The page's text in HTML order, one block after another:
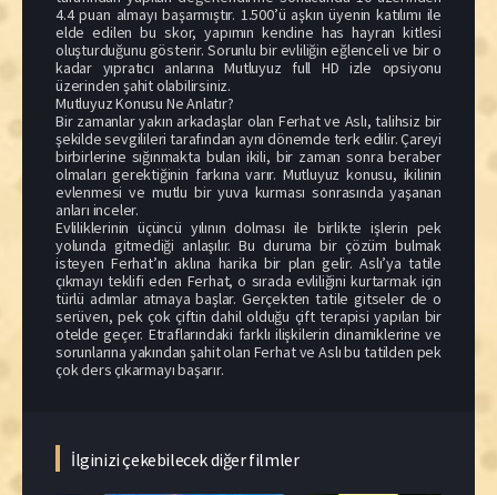
4.4 puan almayı başarmıştır. 1.500’ü aşkın üyenin katılımı ile
elde edilen bu skor, yapımın kendine has hayran kitlesi
oluşturduğunu gösterir. Sorunlu bir evliliğin eğlenceli ve bir o
kadar yıpratıcı anlarına Mutluyuz full HD izle opsiyonu
üzerinden şahit olabilirsiniz.
Mutluyuz Konusu Ne Anlatır?
Bir zamanlar yakın arkadaşlar olan Ferhat ve Aslı, talihsiz bir
şekilde sevgilileri tarafından aynı dönemde terk edilir. Çareyi
birbirlerine sığınmakta bulan ikili, bir zaman sonra beraber
olmaları gerektiğinin farkına varır. Mutluyuz konusu, ikilinin
evlenmesi ve mutlu bir yuva kurması sonrasında yaşanan
anları inceler.
Evliliklerinin üçüncü yılının dolması ile birlikte işlerin pek
yolunda gitmediği anlaşılır. Bu duruma bir çözüm bulmak
isteyen Ferhat’ın aklına harika bir plan gelir. Aslı’ya tatile
çıkmayı teklifi eden Ferhat, o sırada evliliğini kurtarmak için
türlü adımlar atmaya başlar. Gerçekten tatile gitseler de o
serüven, pek çok çiftin dahil olduğu çift terapisi yapılan bir
otelde geçer. Etraflarındaki farklı ilişkilerin dinamiklerine ve
sorunlarına yakından şahit olan Ferhat ve Aslı bu tatilden pek
çok ders çıkarmayı başarır.
İlginizi çekebilecek diğer filmler